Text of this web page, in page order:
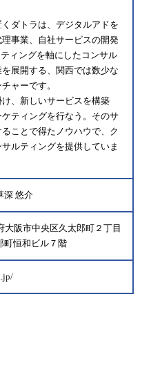
ダトラは、デジタルアドを
事業、自社サービスの開発
ィングを軸にしたコンサル
展開する、関西では数少な
ャーです。
、新しいサービスを構築
ティングを行なう。そのサ
ことで得たノウハウで、ク
ルティングを提供していま
深 悠介
大阪市中央区久太郎町２丁目
町恒和ビル７階